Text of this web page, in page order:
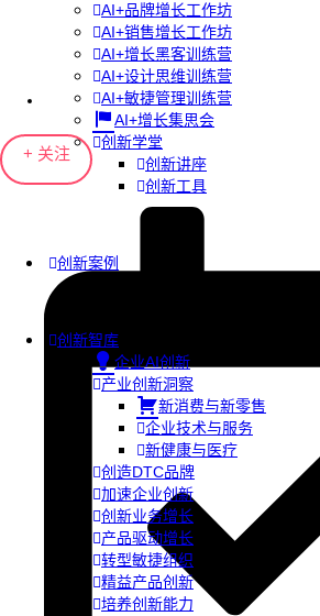
AI+品牌增长工作坊
AI+销售增长工作坊
AI+增长黑客训练营
AI+设计思维训练营
AI+敏捷管理训练营
AI+增长集思会
创新学堂
创新讲座
创新工具
创新案例
创新智库
企业AI创新
产业创新洞察
新消费与新零售
企业技术与服务
新健康与医疗
创造DTC品牌
加速企业创新
创新业务增长
产品驱动增长
转型敏捷组织
精益产品创新
培养创新能力
+ 关注